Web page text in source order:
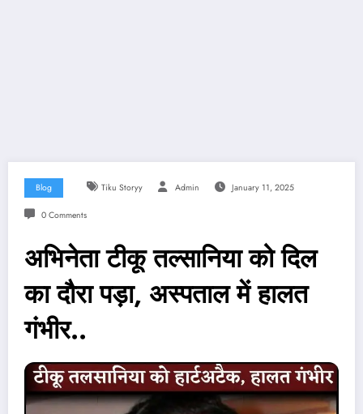
Blog Tiku Storyy Admin January 11, 2025
0 Comments
अभिनेता टीकू तल्सानिया को दिल
का दौरा पड़ा, अस्पताल में हालत
गंभीर..